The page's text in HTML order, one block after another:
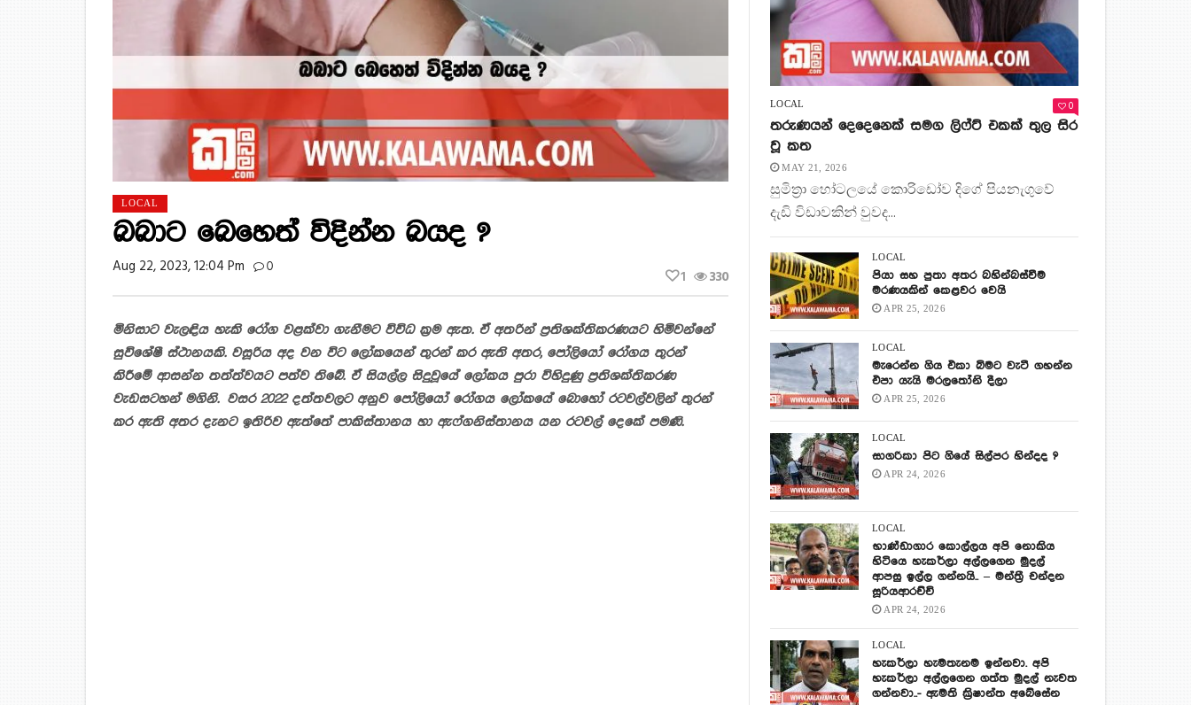
LOCAL
බබාට බෙහෙත් විදින්න බයද ?
Aug 22, 2023, 12:04 Pm 0 330
1
මිනිසාට වැලඳිය හැකි රෝග වළක්වා ගැනීමට විවිධ ක‍්‍රම ඇත. ඒ අතරින් ප‍්‍රතිශක්තිකරණයට හිමිවන්නේ
සුවිශේෂී ස්ථානයකි. වසූරිය අද වන විට ලෝකයෙන් තුරන් කර ඇති අතර, පෝලියෝ රෝගය තුරන්
කිරීමේ ආසන්න තත්ත්වයට පත්ව තිබේ. ඒ සියල්ල සිදුවූයේ ලෝකය පුරා විහිදුණු ප‍්‍රතිශක්තිකරණ
වැඩසටහන් මගිනි. වසර 2022 දත්තවලට අනුව පෝලියෝ රෝගය ලෝකයේ බොහෝ රටවල්වලින් තුරන්
කර ඇති අතර දැනට ඉතිරිව ඇත්තේ පාකිස්තානය හා ඇෆ්ගනිස්තානය යන රටවල් දෙකේ පමණි.
LOCAL 0
තරුණයන් දෙදෙනෙක් සමග ලිෆ්ට් එකක් තුල සිර
වූ කත
MAY 21, 2026
සුමිත්‍රා හෝටලයේ කොරිඩෝව දිගේ පියනැගුවේ
දැඩි විඩාවකින් වුවද...
LOCAL
පියා සහ පුතා අතර බහින්බස්වීම
මරණයකින් කෙළවර වෙයි
APR 25, 2026
LOCAL
මැරෙන්න ගිය එකා බිමට වැටී ගහන්න
එපා යැයි මරලතෝනි දීලා
APR 25, 2026
LOCAL
සාගරිකා පිට ගියේ සිල්පර හින්දද ?
APR 24, 2026
LOCAL
භාණ්ඩාගාර කොල්ලය අපි නොකිය
හිටියෙ හැකර්ලා අල්ලගෙන මුදල්
ආපසු ඉල්ල ගන්නයි.. – මන්ත්‍රී චන්දන
සූරියආරච්චි
APR 24, 2026
LOCAL
හැකර්ලා හැමතැනම ඉන්නවා. අපි
හැකර්ලා අල්ලගෙන ගත්ත මුදල් නැවත
ගන්නවා..- ඇමති ක්‍රිෂාන්ත අබේසේන